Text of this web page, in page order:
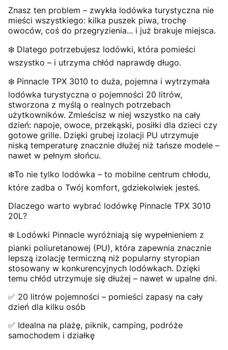
Znasz ten problem – zwykła lodówka turystyczna nie
mieści wszystkiego: kilka puszek piwa, trochę
owoców, coś do przegryzienia... i już brakuje miejsca.
❄️ Dlatego potrzebujesz lodówki, która pomieści
wszystko – i utrzyma chłód naprawdę długo.
❄️ Pinnacle TPX 3010 to duża, pojemna i wytrzymała
lodówka turystyczna o pojemności 20 litrów,
stworzona z myślą o realnych potrzebach
użytkowników. Zmieścisz w niej wszystko na cały
dzień: napoje, owoce, przekąski, posiłki dla dzieci czy
gotowe grille. Dzięki grubej izolacji PU utrzymuje
niską temperaturę znacznie dłużej niż tańsze modele –
nawet w pełnym słońcu.
❄️To nie tylko lodówka – to mobilne centrum chłodu,
które zadba o Twój komfort, gdziekolwiek jesteś.
Dlaczego warto wybrać lodówkę Pinnacle TPX 3010
20L?
❄️ Lodówki Pinnacle wyróżniają się wypełnieniem z
pianki poliuretanowej (PU), która zapewnia znacznie
lepszą izolację termiczną niż popularny styropian
stosowany w konkurencyjnych lodówkach. Dzięki
temu chłód utrzymuje się dłużej – nawet w upalne dni.
✅ 20 litrów pojemności – pomieści zapasy na cały
dzień dla kilku osób
✅ Idealna na plażę, piknik, camping, podróże
samochodem i działkę